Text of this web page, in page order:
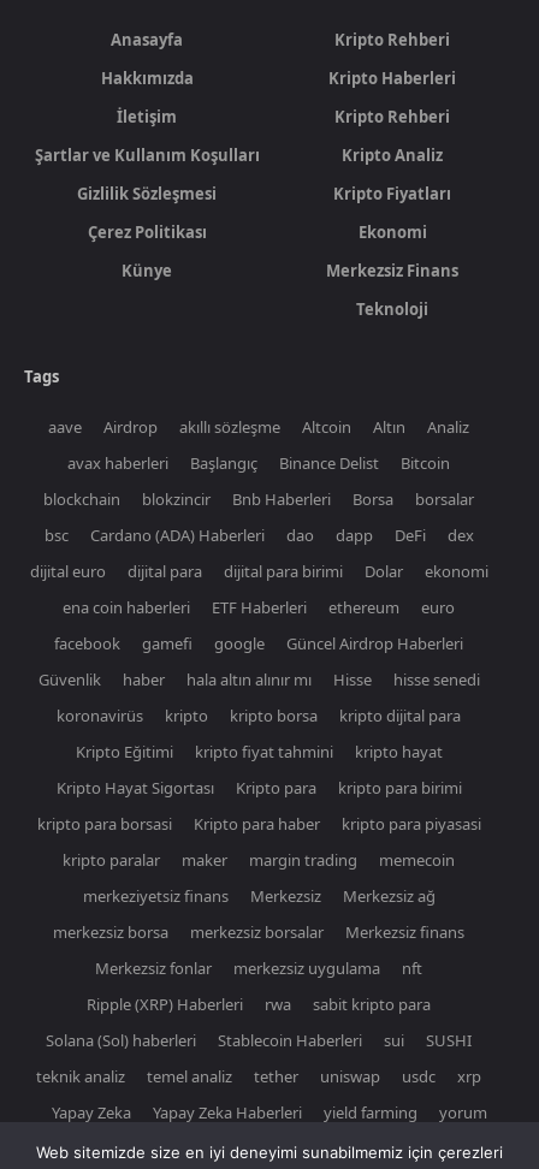
Anasayfa
Hakkımızda
İletişim
Şartlar ve Kullanım Koşulları
Gizlilik Sözleşmesi
Çerez Politikası
Künye
Kripto Rehberi
Kripto Haberleri
Kripto Rehberi
Kripto Analiz
Kripto Fiyatları
Ekonomi
Merkezsiz Finans
Teknoloji
Tags
aave Airdrop akıllı sözleşme Altcoin Altın
Analiz
avax haberleri
Başlangıç Binance Delist
Bitcoin
blockchain
blokzincir Bnb Haberleri Borsa
borsalar
bsc
Cardano (ADA) Haberleri dao dapp DeFi
dex
dijital euro
dijital para dijital para birimi Dolar
ekonomi
ena coin haberleri
ETF Haberleri ethereum
euro
facebook
gamefi google
Güncel Airdrop Haberleri
Güvenlik
haber hala altın alınır mı Hisse
hisse senedi
koronavirüs
kripto kripto borsa
kripto dijital para
Kripto Eğitimi
kripto fiyat tahmini
kripto hayat
Kripto Hayat Sigortası
Kripto para
kripto para birimi
kripto para borsasi
Kripto para haber
kripto para piyasasi
kripto paralar
maker margin trading
memecoin
merkeziyetsiz finans
Merkezsiz
Merkezsiz ağ
merkezsiz borsa
merkezsiz borsalar
Merkezsiz finans
Merkezsiz fonlar
merkezsiz uygulama
nft
Ripple (XRP) Haberleri
rwa
sabit kripto para
Solana (Sol) haberleri
Stablecoin Haberleri sui
SUSHI
teknik analiz
temel analiz tether uniswap usdc
xrp
Yapay Zeka
Yapay Zeka Haberleri yield farming yorum
Web sitemizde size en iyi deneyimi sunabilmemiz için çerezleri